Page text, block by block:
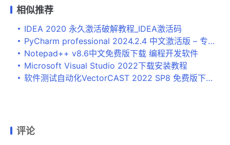
相似推荐
IDEA 2020 永久激活破解教程_IDEA激活码
PyCharm professional 2024.2.4 中文激活版 – 专业Python开发工具
Notepad++ v8.6中文免费版下载 编程开发软件
Microsoft Visual Studio 2022下载安装教程
软件测试自动化VectorCAST 2022 SP8 免费版下载 安装教程
评论